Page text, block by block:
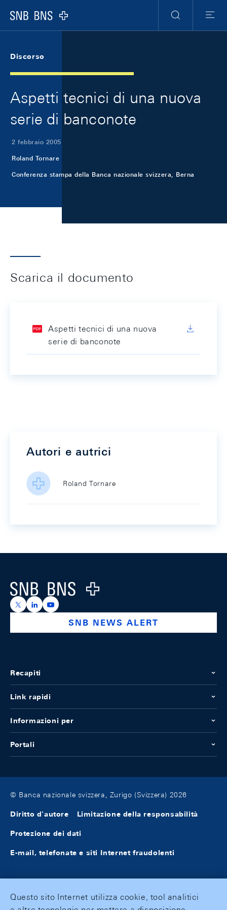
Logo
Ricerca
Menu
Discorso
Aspetti tecnici di una nuova
serie di banconote
2 febbraio 2005
Roland Tornare
Conferenza stampa della Banca nazionale svizzera, Berna
Scarica il documento
Aspetti tecnici di una nuova
serie di banconote
Autori e autrici
Roland Tornare
Logo
https://x.com/snb_bns
https://ch.linkedin.com/company/swiss-national-
https://www.youtube.com/@swissnationalbank
SNB NEWS ALERT
Recapiti
Link rapidi
Informazioni per
Portali
© Banca nazionale svizzera, Zurigo (Svizzera) 2026
Diritto d'autore Limitazione della responsabilità
Protezione dei dati
E-mail, telefonate e siti Internet fraudolenti
Questo sito Internet utilizza cookie, tool analitici